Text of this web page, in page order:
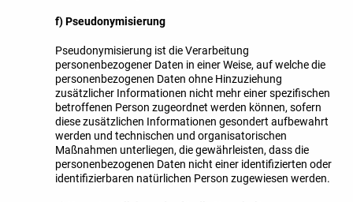
f) Pseudonymisierung
Pseudonymisierung ist die Verarbeitung
personenbezogener Daten in einer Weise, auf welche die
personenbezogenen Daten ohne Hinzuziehung
zusätzlicher Informationen nicht mehr einer spezifischen
betroffenen Person zugeordnet werden können, sofern
diese zusätzlichen Informationen gesondert aufbewahrt
werden und technischen und organisatorischen
Maßnahmen unterliegen, die gewährleisten, dass die
personenbezogenen Daten nicht einer identifizierten oder
identifizierbaren natürlichen Person zugewiesen werden.